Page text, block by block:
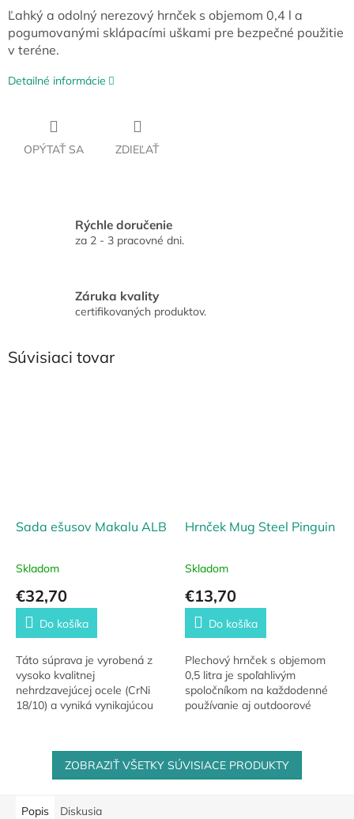
Ľahký a odolný nerezový hrnček s objemom 0,4 l a
pogumovanými sklápacími uškami pre bezpečné použitie
v teréne.
Detailné informácie
OPÝTAŤ SA ZDIEĽAŤ
Rýchle doručenie
za 2 - 3 pracovné dni.
Záruka kvality
certifikovaných produktov.
Súvisiaci tovar
Sada ešusov Makalu ALB
Skladom
€32,70
Do košíka
Táto súprava je vyrobená z
vysoko kvalitnej
nehrdzavejúcej ocele (CrNi
18/10) a vyniká vynikajúcou
vyhovovala potrebám...
Hrnček Mug Steel Pinguin
Skladom
€13,70
Do košíka
Plechový hrnček s objemom
0,5 litra je spoľahlivým
spoločníkom na každodenné
používanie aj outdoorové
nerezovej ocele triedy...
ZOBRAZIŤ VŠETKY SÚVISIACE PRODUKTY
Popis Diskusia